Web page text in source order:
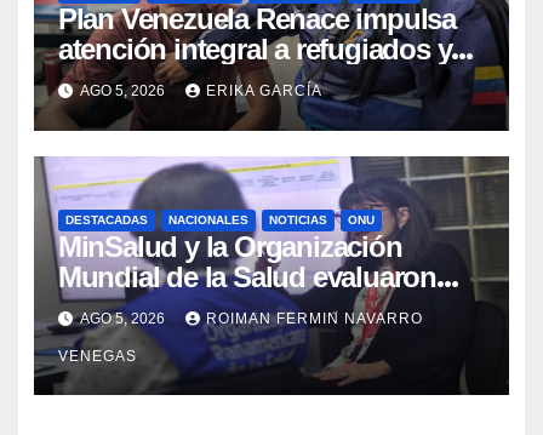
​Plan Venezuela Renace impulsa
atención integral a refugiados y
evaluación de vacunación en
Aragua
AGO 5, 2026 ERIKA GARCÍA
DESTACADAS NACIONALES NOTICIAS ONU
MinSalud y la Organización
Mundial de la Salud evaluaron
propuesta técnica integral en
materia de agua saneamiento e
higiene ante contingencia sísmica
AGO 5, 2026 ROIMAN FERMIN NAVARRO
VENEGAS